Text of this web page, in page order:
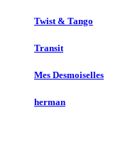
Twist & Tango
Transit
Mes Desmoiselles
herman